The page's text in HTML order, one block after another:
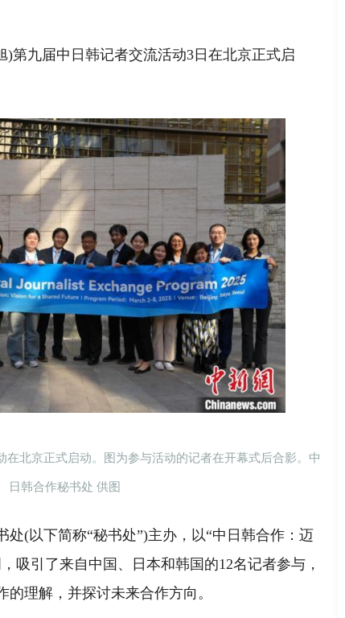
)第九届中日韩记者交流活动3日在北京正式启
北京正式启动。图为参与活动的记者在开幕式后合影。中
日韩合作秘书处 供图
(以下简称“秘书处”)主办，以“中日韩合作：迈
吸引了来自中国、日本和韩国的12名记者参与，
理解，并探讨未来合作方向。